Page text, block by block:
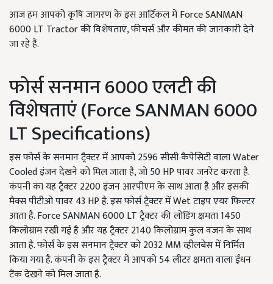
आज हम आपको कृषि जागरण के इस आर्टिकल में Force SANMAN
6000 LT Tractor की विशेषताएं, फीचर्स और कीमत की जानकारी देने
जा रहे हैं.
फोर्स सनमान 6000 एलटी की
विशेषताएं (Force SANMAN 6000
LT Specifications)
इस फोर्स के सनमान ट्रैक्टर में आपको 2596 सीसी कैपेसिटी वाला Water
Cooled इंजन देखने को मिल जाता है, जो 50 HP पावर जनरेट करता है.
कंपनी का यह ट्रैक्टर 2200 इंजन आरपीएम के साथ आता है और इसकी
मैक्स पीटीओ पावर 43 HP है. इस फोर्स ट्रैक्टर में Wet टाइप एयर फिल्टर
आता है. Force SANMAN 6000 LT ट्रैक्टर की लोडिंग क्षमता 1450
किलोग्राम रखी गई है और यह ट्रैक्टर 2140 किलोग्राम कुल वजन के साथ
आता है. फोर्स के इस सनमान ट्रैक्टर को 2032 MM व्हीलबेस में निर्मित
किया गया है. कंपनी के इस ट्रैक्टर में आपको 54 लीटर क्षमता वाला ईंधन
टैंक देखने को मिल जाता है.